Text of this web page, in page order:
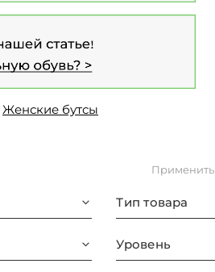
Женские бутсы
Применить
Тип товара
Уровень